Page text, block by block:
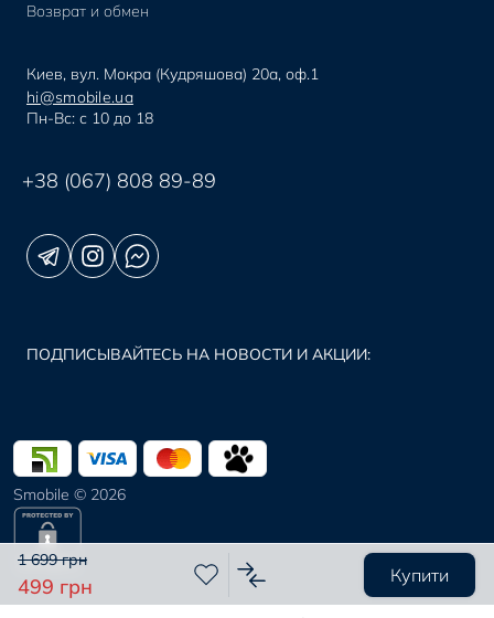
1 699 грн
499 грн Купити
Возврат и обмен
Киев, вул. Мокра (Кудряшова) 20а, оф.1
hi@smobile.ua
Пн-Вс: с 10 до 18
+38 (067) 808 89-89
ПОДПИСЫВАЙТЕСЬ НА НОВОСТИ И АКЦИИ:
Smobile © 2026